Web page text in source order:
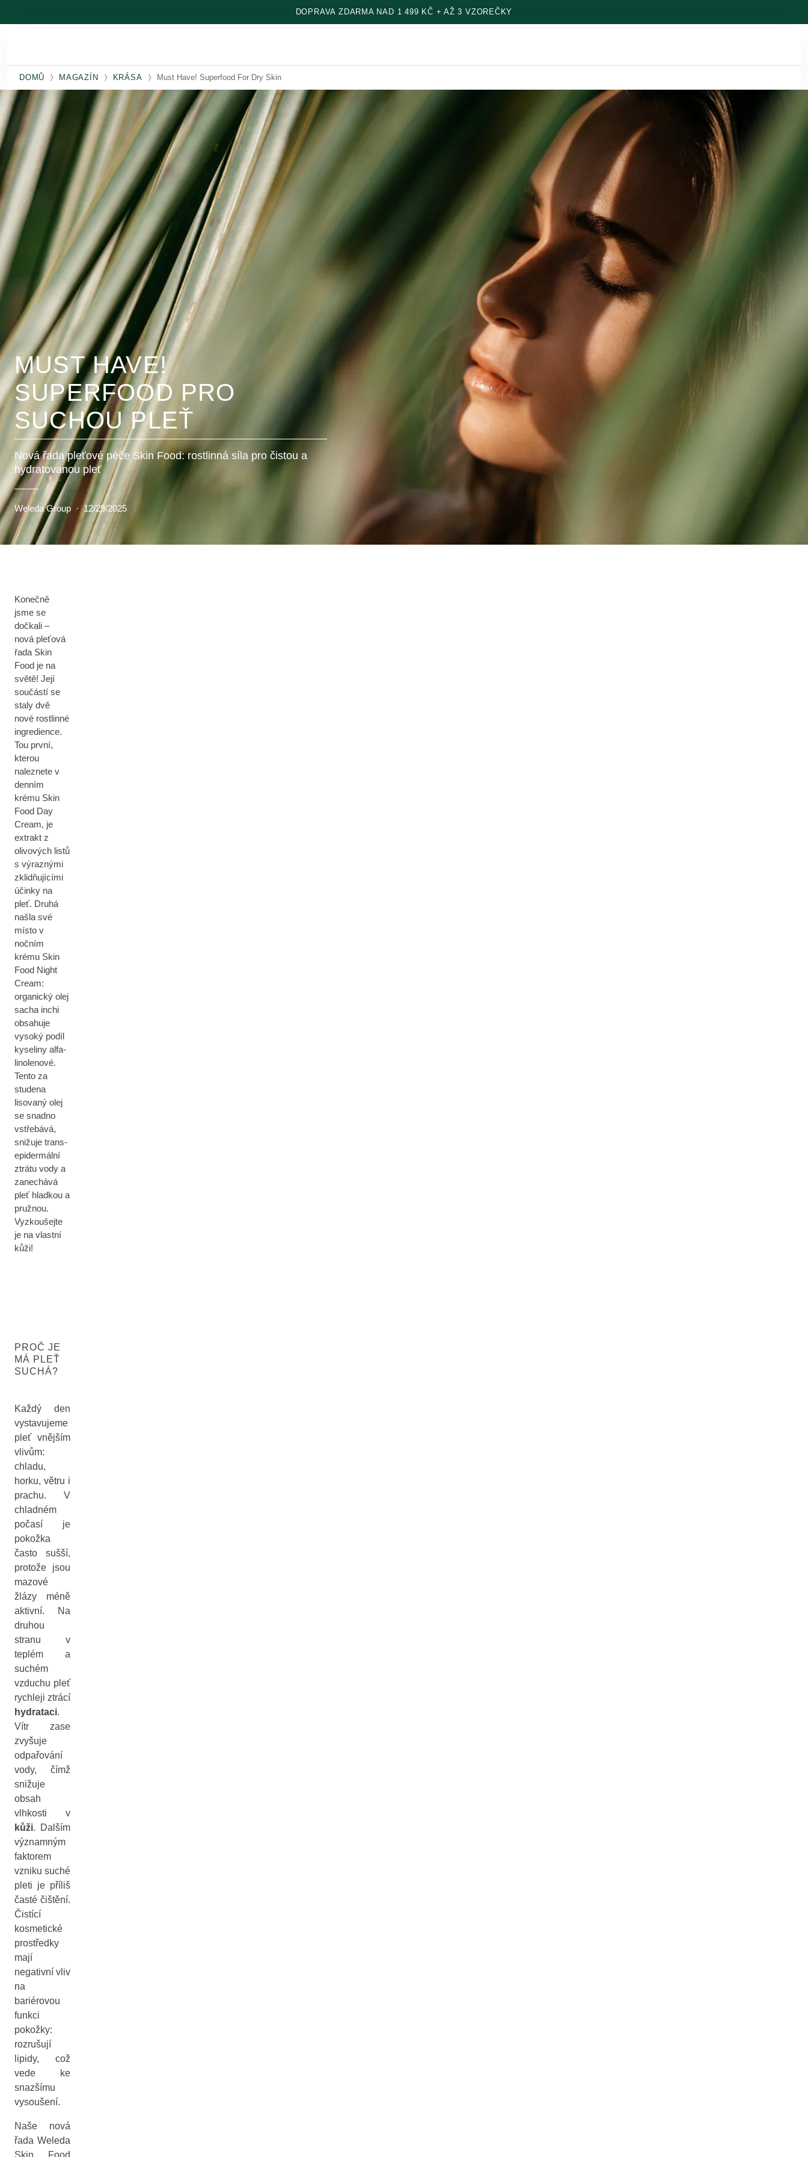
DOPRAVA ZDARMA NAD 1 499 KČ + AŽ 3 VZOREČKY
DOMŮ MAGAZÍN KRÁSA Must Have! Superfood For Dry Skin
MUST HAVE!
SUPERFOOD PRO
SUCHOU PLEŤ
Nová řada pleťové péče Skin Food: rostlinná síla pro čistou a
hydratovanou pleť
Weleda Group · 12/29/2025
Konečně
jsme se
dočkali –
nová pleťová
řada Skin
Food je na
světě! Její
součástí se
staly dvě
nové rostlinné
ingredience.
Tou první,
kterou
naleznete v
denním
krému Skin
Food Day
Cream, je
extrakt z
olivových listů
s výraznými
zklidňujícími
účinky na
pleť. Druhá
našla své
místo v
nočním
krému Skin
Food Night
Cream:
organický olej
sacha inchi
obsahuje
vysoký podíl
kyseliny alfa-
linolenové.
Tento za
studena
lisovaný olej
se snadno
vstřebává,
snižuje trans-
epidermální
ztrátu vody a
zanechává
pleť hladkou a
pružnou.
Vyzkoušejte
je na vlastní
kůži!
PROČ JE
MÁ PLEŤ
SUCHÁ?
Každý den
vystavujeme
pleť vnějším
vlivům:
chladu,
horku, větru i
prachu. V
chladném
počasí je
pokožka
často sušší,
protože jsou
mazové
žlázy méně
aktivní. Na
druhou
stranu v
teplém a
suchém
vzduchu pleť
rychleji ztrácí
hydrataci.
Vítr zase
zvyšuje
odpařování
vody, čímž
snižuje
obsah
vlhkosti v
kůži. Dalším
významným
faktorem
vzniku suché
pleti je příliš
časté čištění.
Čistící
kosmetické
prostředky
mají
negativní vliv
na
bariérovou
funkci
pokožky:
rozrušují
lipidy, což
vede ke
snazšímu
vysoušení.
Naše nová
řada Weleda
Skin Food